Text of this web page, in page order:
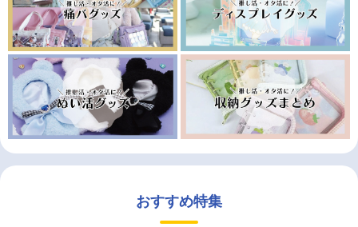
おすすめ特集